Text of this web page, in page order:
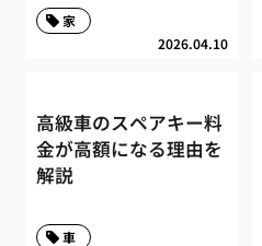
2026.04.10
家
高級車のスペアキー料
金が高額になる理由を
解説
車